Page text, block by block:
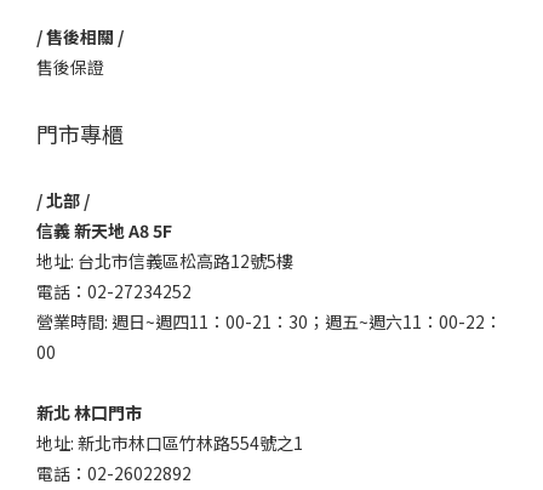
/ 售後相關 /
售後保證
門市專櫃
/ 北部 /
信義 新天地 A8 5F
地址: 台北市信義區松高路12號5樓
電話：02-27234252
營業時間: 週日~週四11：00-21：30；週五~週六11：00-22：
00
新北 林口門市
地址: 新北市林口區竹林路554號之1
電話：02-26022892